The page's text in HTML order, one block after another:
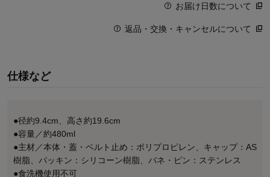
お届け日数について
返品・交換・キャンセルについて
仕様など
●径約9.4cm、高さ約19.6cm
●容量／約480ml
●主材／本体・蓋・ベルト止め：ポリプロピレン、キャップ：AS
樹脂、パッキン：シリコーン樹脂、バネ・ピン：ステンレス
●食洗機使用不可